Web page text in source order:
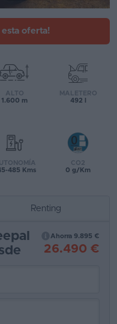
esta oferta!
ALTO
1.600 m
MALETERO
492 l
485 Kms
CO2
0 g/Km
Renting
Ahorra 9.895 €
26.490 €